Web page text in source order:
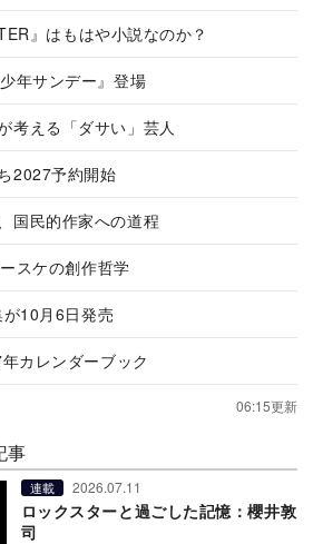
』はもはや小説なのか？
年サンデー』登場
考える「ダサい」芸人
2027予約開始
国民的作家への道程
スケの創作哲学
10月6日発売
カレンダーブック
06:15更新
事
連載 2026.07.11
ロックスターと過ごした記憶：櫻井敦
司